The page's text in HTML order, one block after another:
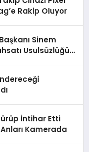
Rakip Oluyor
Sinem
Usulsüzlüğü
İntihar Etti
Kamerada